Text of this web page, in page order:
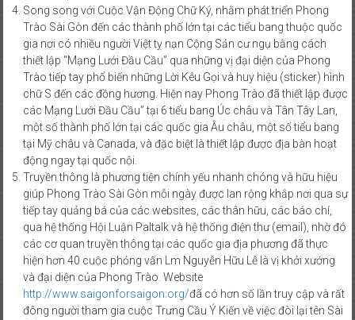
Song song với Cuộc Vận Động Chữ Ký, nhằm phát triển Phong
Trào Sài Gòn đến các thành phố lớn tại các tiểu bang thuộc quốc
gia nơi có nhiều người Việt tỵ nạn Cộng Sản cư ngụ bằng cách
thiết lập “Mạng Lưới Đầu Cầu” qua những vị đại diện của Phong
Trào tiếp tay phổ biến những Lời Kêu Gọi và huy hiệu (sticker) hình
chữ S đến các đồng hương. Hiện nay Phong Trào đã thiết lập được
các Mạng Lưới Đầu Cầu” tại 6 tiểu bang Úc châu và Tân Tây Lan,
một số thành phố lớn tại các quốc gia Âu châu, một số tiểu bang
tại Mỹ châu và Canada, và đặc biệt là thiết lập được địa bàn hoạt
động ngay tại quốc nội.
Truyền thông là phương tiện chính yếu nhanh chóng và hữu hiệu
giúp Phong Trào Sài Gòn mỗi ngày được lan rộng khắp nơi qua sự
tiếp tay quảng bá của các websites, các thân hữu, các báo chí,
qua hệ thống Hội Luận Paltalk và hệ thống điện thư (email), nhờ đó
các cơ quan truyền thông tại các quốc gia địa phương đã thực
hiện hơn 40 cuộc phỏng vấn Lm Nguyễn Hữu Lễ là vị khởi xướng
và đại diện của Phong Trào. Website
http://www.saigonforsaigon.org/đã có hơn số lần truy cập và rất
đông người tham gia cuộc Trưng Cầu Ý Kiến về việc đòi lại tên Sài